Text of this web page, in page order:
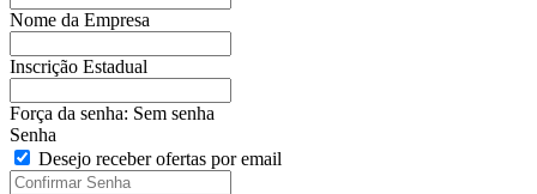
Nome da Empresa
Inscrição Estadual
Força da senha: Sem senha
Senha
Desejo receber ofertas por email